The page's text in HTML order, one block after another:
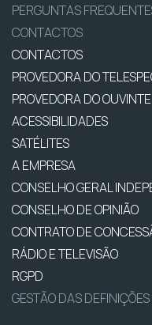
PERGUNTAS
CONTACTOS
CONTACTOS
PROVEDORA DO
PROVEDORA DO OUVINTE
ACESSIBILIDADES
SATÉLITES
A EMPRESA
CONSELHO GERAL
CONSELHO DE OPINIÃO
CONTRATO DE
RÁDIO E TELEVISÃO
RGPD
GESTÃO DAS